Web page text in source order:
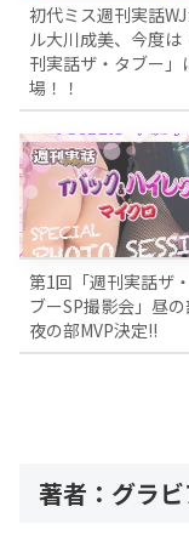
初代ミス週刊実話
ル大川成美、今度は
刊実話ザ・タブー」
場！！
第1回「週刊実話ザ
ブーSP撮影会」昼の
夜の部MVP決定!!
著者：グラ